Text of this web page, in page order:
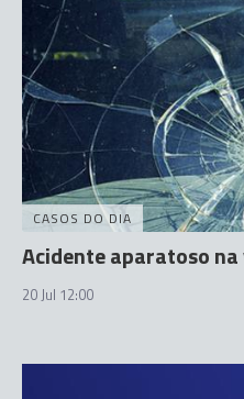
CASOS DO DIA
Acidente aparatoso
20 Jul 12:00